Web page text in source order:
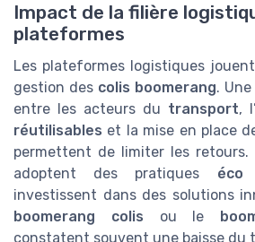
Impact de la filière
plateformes
Les plateformes logistiques
gestion des colis boomerang.
entre les acteurs du transport,
réutilisables et la mise en place
permettent de limiter les retours.
adoptent des pratiques éco
investissent dans des solutions
boomerang colis ou le
constatent souvent une baisse du